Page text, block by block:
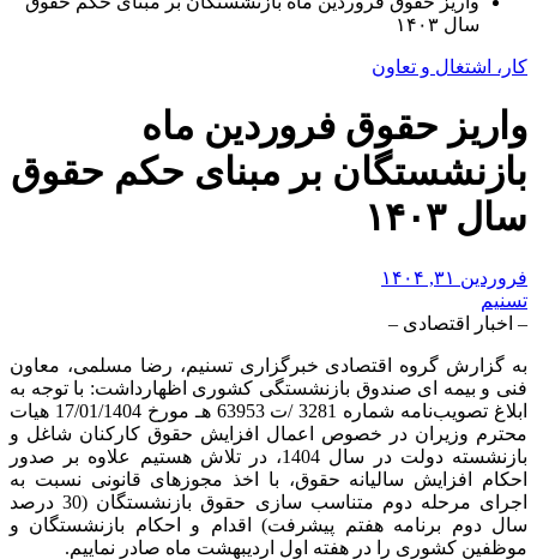
سال ۱۴۰۳
کار، اشتغال و تعاون
واریز حقوق فروردین ماه
بازنشستگان بر مبنای حکم حقوق
سال ۱۴۰۳
فروردین ۳۱, ۱۴۰۴
تسنیم
– اخبار اقتصادی –
به گزارش گروه اقتصادی خبرگزاری تسنیم، رضا مسلمی، معاون
فنی و بیمه ای صندوق بازنشستگی کشوری اظهارداشت: با توجه به
ابلاغ تصویب‌نامه شماره 3281 /ت 63953 هـ مورخ 17/01/1404 هیات
محترم وزیران در خصوص اعمال افزایش حقوق کارکنان شاغل و
بازنشسته دولت در سال 1404، در تلاش هستیم علاوه بر صدور
احکام افزایش سالیانه حقوق، با اخذ مجوزهای قانونی نسبت به
اجرای مرحله دوم متناسب سازی حقوق بازنشستگان (30 درصد
سال دوم برنامه هفتم پیشرفت) اقدام و احکام بازنشستگان و
موظفین کشوری را در هفته اول اردیبهشت ماه صادر نماییم.